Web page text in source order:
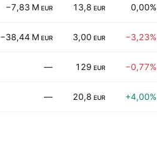
−7,83 M EUR 13,8 EUR 0,00%
−38,44 M EUR 3,00 EUR −3,23%
— 129 EUR −0,77%
— 20,8 EUR +4,00%